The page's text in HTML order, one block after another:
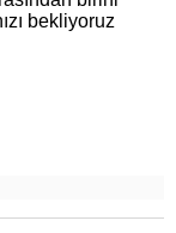
bekliyoruz